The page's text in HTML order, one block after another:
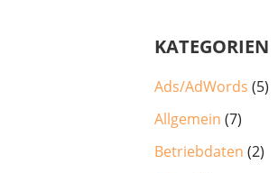
KATEGORIEN
Ads/AdWords (5)
Allgemein (7)
Betriebdaten (2)